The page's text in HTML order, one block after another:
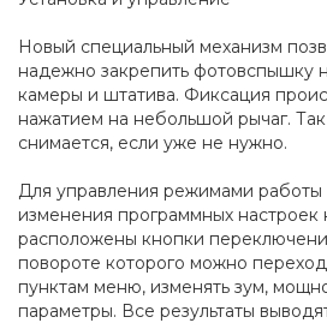
Новый специальный механизм
надежно закрепить фотовспышку
камеры и штатива. Фиксация
нажатием на небольшой рычаг.
снимается, если уже не нужно.
Для управления режимами
изменения программных
расположены кнопки
повороте которого можно
пунктам меню, изменять зум,
параметры. Все результаты